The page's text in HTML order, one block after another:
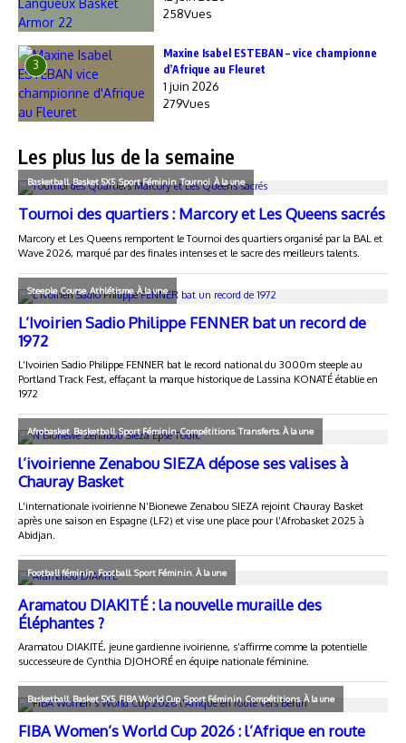
258Vues
3
Maxine Isabel ESTEBAN – vice championne
d’Afrique au Fleuret
1 juin 2026
279Vues
Les plus lus de la semaine